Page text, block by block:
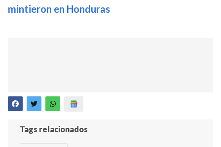
mintieron en Honduras
Tags relacionados